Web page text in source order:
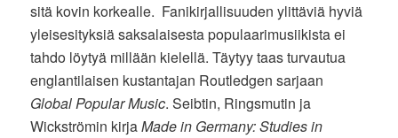
sitä kovin korkealle. Fanikirjallisuuden ylittäviä hyviä
yleisesityksiä saksalaisesta populaarimusiikista ei
tahdo löytyä millään kielellä. Täytyy taas turvautua
englantilaisen kustantajan Routledgen sarjaan
Global Popular Music. Seibtin, Ringsmutin ja
Wickströmin kirjaMade in Germany: Studies in